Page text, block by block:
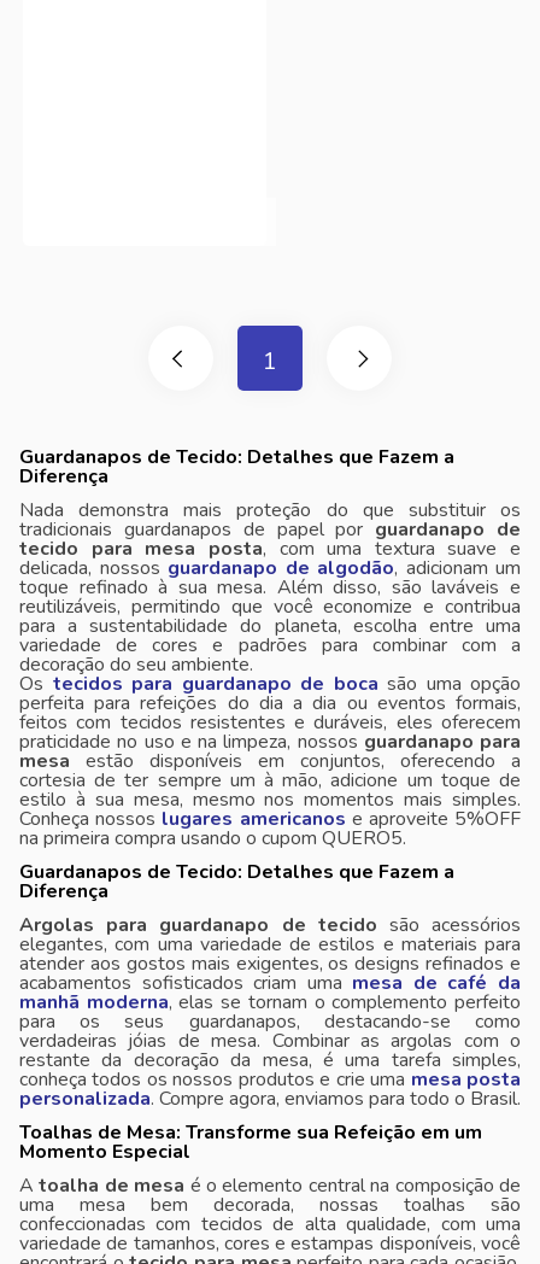
1
Guardanapos de Tecido: Detalhes que Fazem a
Diferença
Nada demonstra mais proteção do que substituir os
tradicionais guardanapos de papel por guardanapo de
tecido para mesa posta, com uma textura suave e
delicada, nossos guardanapo de algodão, adicionam um
toque refinado à sua mesa. Além disso, são laváveis ​​e
reutilizáveis, permitindo que você economize e contribua
para a sustentabilidade do planeta, escolha entre uma
variedade de cores e padrões para combinar com a
decoração do seu ambiente.
Os tecidos para guardanapo de boca são uma opção
perfeita para refeições do dia a dia ou eventos formais,
feitos com tecidos resistentes e duráveis, eles oferecem
praticidade no uso e na limpeza, nossos guardanapo para
mesa estão disponíveis em conjuntos, oferecendo a
cortesia de ter sempre um à mão, adicione um toque de
estilo à sua mesa, mesmo nos momentos mais simples.
Conheça nossos lugares americanos e aproveite 5%OFF
na primeira compra usando o cupom QUERO5.
Guardanapos de Tecido: Detalhes que Fazem a
Diferença
Argolas para guardanapo de tecido são acessórios
elegantes, com uma variedade de estilos e materiais para
atender aos gostos mais exigentes, os designs refinados e
acabamentos sofisticados criam uma mesa de café da
manhã moderna, elas se tornam o complemento perfeito
para os seus guardanapos, destacando-se como
verdadeiras jóias de mesa. Combinar as argolas com o
restante da decoração da mesa, é uma tarefa simples,
conheça todos os nossos produtos e crie uma mesa posta
personalizada. Compre agora, enviamos para todo o Brasil.
Toalhas de Mesa: Transforme sua Refeição em um
Momento Especial
Atoalha de mesa é o elemento central na composição de
uma mesa bem decorada, nossas toalhas são
confeccionadas com tecidos de alta qualidade, com uma
variedade de tamanhos, cores e estampas disponíveis, você